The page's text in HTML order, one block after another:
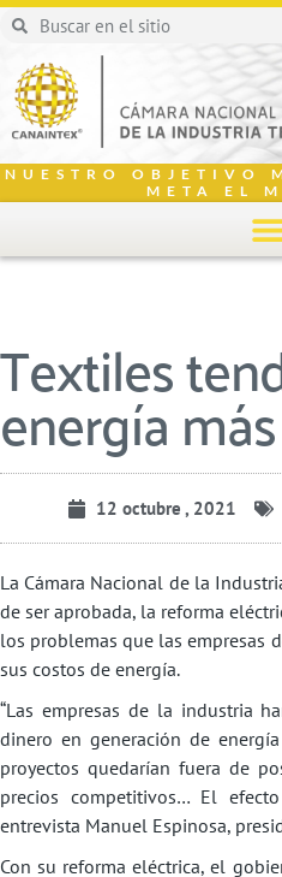
NUESTRO OBJETIVO
META EL
Textiles
energía
12 octubre , 2021
La Cámara Nacional de la
de ser aprobada, la reforma
los problemas que las empresas
sus costos de energía.
“Las empresas de la industria
dinero en generación de
proyectos quedarían fuera de
precios competitivos… El
entrevista Manuel Espinosa,
Con su reforma eléctrica, el